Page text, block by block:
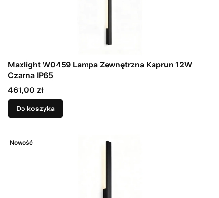
Maxlight W0459 Lampa Zewnętrzna Kaprun 12W
Czarna IP65
Cena
461,00 zł
Do koszyka
Nowość